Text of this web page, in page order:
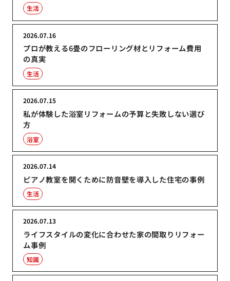
生活
プロが教える6畳のフローリング材とリフォーム費用
の真実
2026.07.16
生活
私が体験した浴室リフォームの予算と失敗しない選び
方
2026.07.15
浴室
ピアノ教室を開くために防音壁を導入した住宅の事例
2026.07.14
生活
ライフスタイルの変化に合わせた家の間取りリフォー
ム事例
2026.07.13
知識